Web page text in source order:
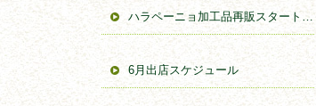
ハラペーニョ加工品再販スタートしました。
6月出店スケジュール